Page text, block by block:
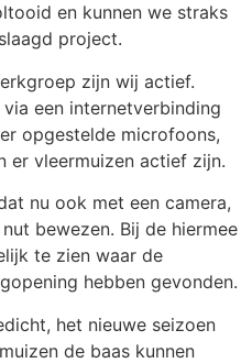
en kunnen we straks
project.
zijn wij actief.
een internetverbinding
opgestelde microfoons,
er vleermuizen actief zijn.
nu ook met een camera,
bewezen. Bij de hiermee
te zien waar de
hebben gevonden.
het nieuwe seizoen
de baas kunnen